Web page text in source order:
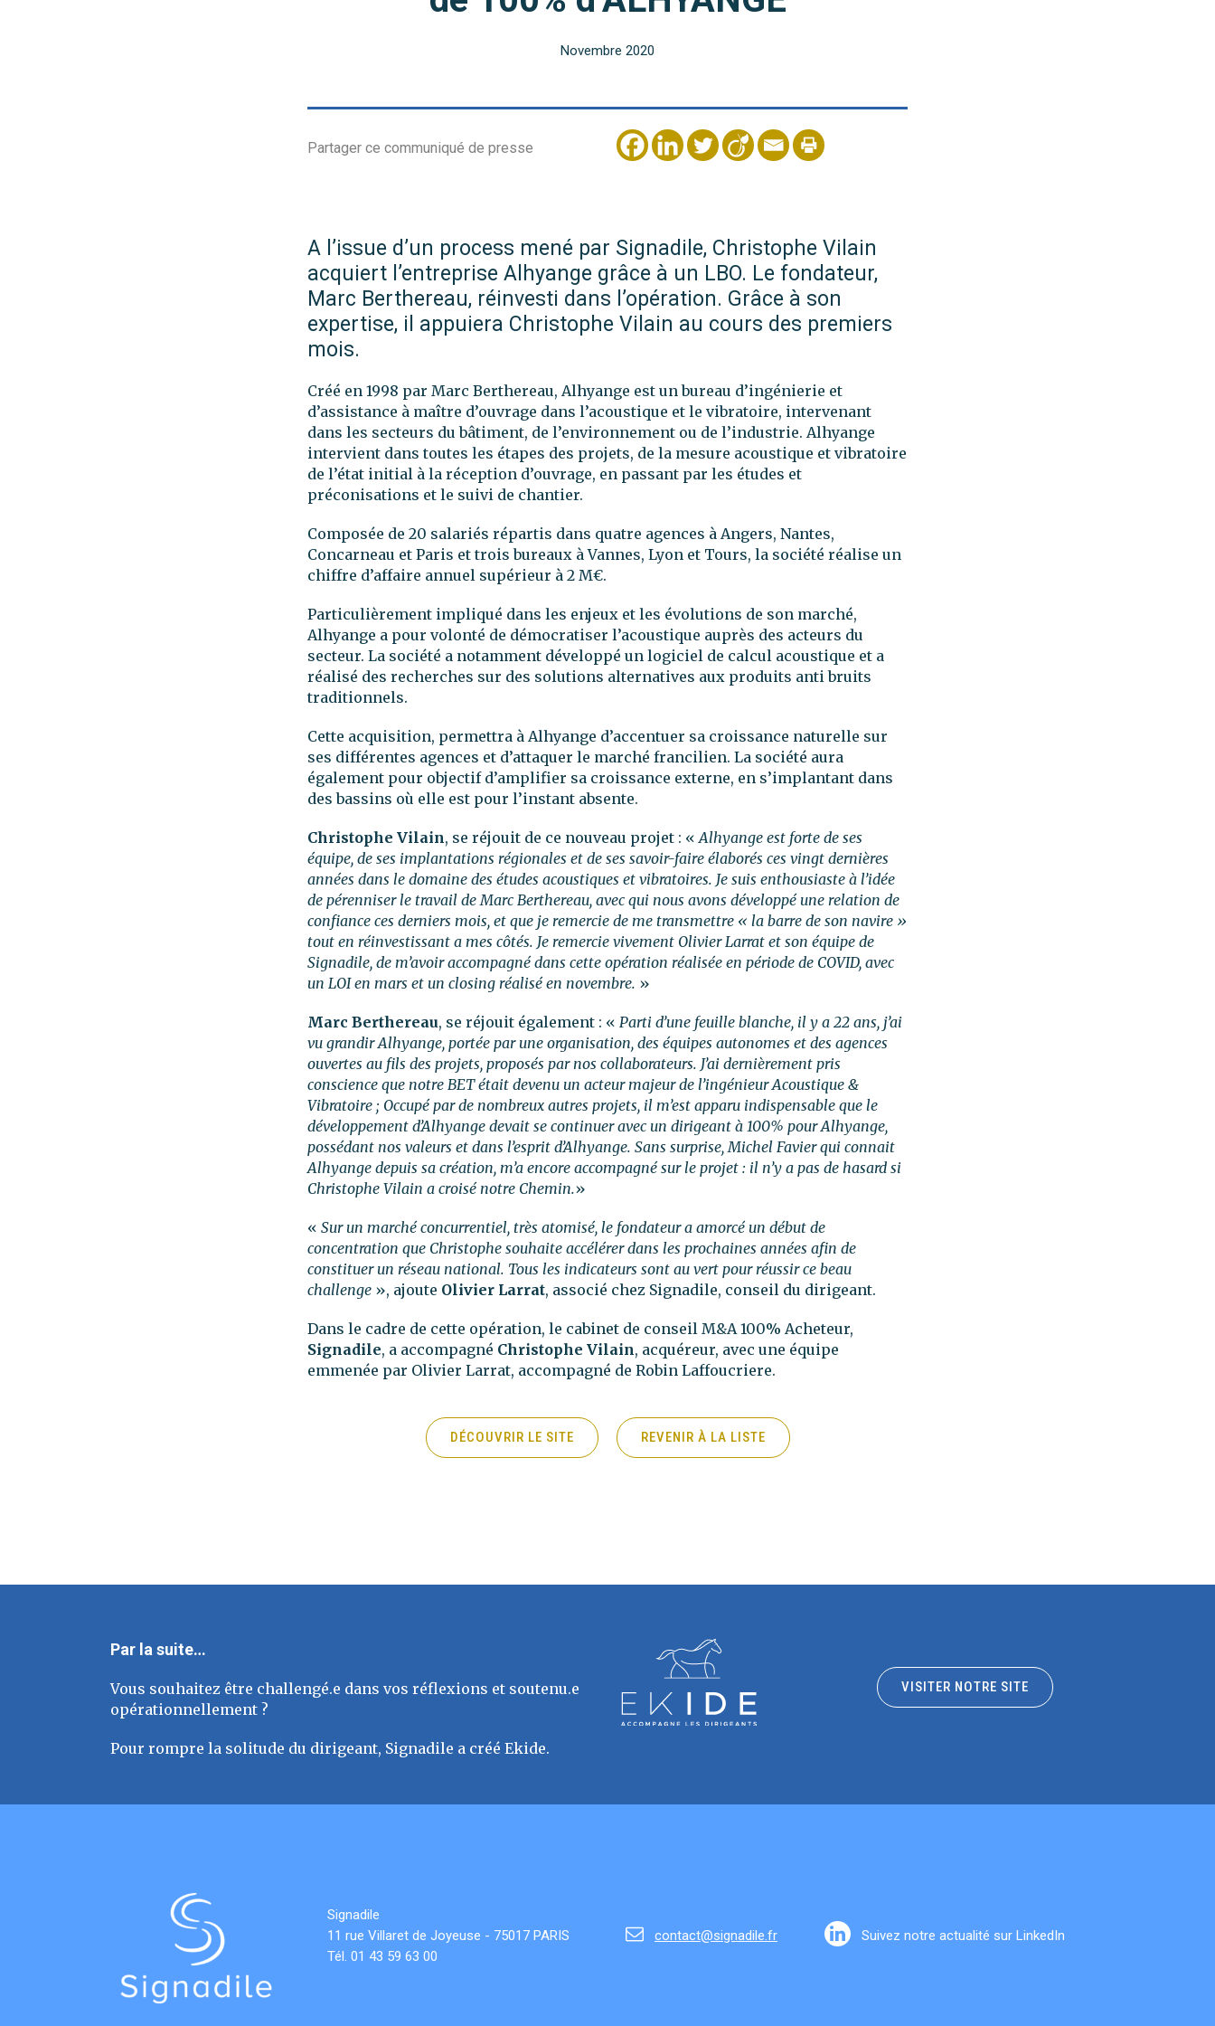
Novembre 2020
A l’issue d’un process mené par Signadile, Christophe Vilain
acquiert l’entreprise Alhyange grâce à un LBO. Le fondateur,
Marc Berthereau, réinvesti dans l’opération. Grâce à son
expertise, il appuiera Christophe Vilain au cours des premiers
mois.
Créé en 1998 par Marc Berthereau, Alhyange est un bureau d’ingénierie et
d’assistance à maître d’ouvrage dans l’acoustique et le vibratoire, intervenant
dans les secteurs du bâtiment, de l’environnement ou de l’industrie. Alhyange
intervient dans toutes les étapes des projets, de la mesure acoustique et vibratoire
de l’état initial à la réception d’ouvrage, en passant par les études et
préconisations et le suivi de chantier.
Composée de 20 salariés répartis dans quatre agences à Angers, Nantes,
Concarneau et Paris et trois bureaux à Vannes, Lyon et Tours, la société réalise un
chiffre d’affaire annuel supérieur à 2 M€.
Particulièrement impliqué dans les enjeux et les évolutions de son marché,
Alhyange a pour volonté de démocratiser l’acoustique auprès des acteurs du
secteur. La société a notamment développé un logiciel de calcul acoustique et a
réalisé des recherches sur des solutions alternatives aux produits anti bruits
traditionnels.
Cette acquisition, permettra à Alhyange d’accentuer sa croissance naturelle sur
ses différentes agences et d’attaquer le marché francilien. La société aura
également pour objectif d’amplifier sa croissance externe, en s’implantant dans
des bassins où elle est pour l’instant absente.
Christophe Vilain, se réjouit de ce nouveau projet : «Alhyange est forte de ses
équipe, de ses implantations régionales et de ses savoir-faire élaborés ces vingt dernières
années dans le domaine des études acoustiques et vibratoires. Je suis enthousiaste à l’idée
de pérenniser le travail de Marc Berthereau, avec qui nous avons développé une relation de
confiance ces derniers mois, et que je remercie de me transmettre « la barre de son navire »
tout en réinvestissant a mes côtés. Je remercie vivement Olivier Larrat et son équipe de
Signadile, de m’avoir accompagné dans cette opération réalisée en période de COVID, avec
un LOI en mars et un closing réalisé en novembre. »
Marc Berthereau, se réjouit également : « Parti d’une feuille blanche, il y a 22 ans, j’ai
vu grandir Alhyange, portée par une organisation, des équipes autonomes et des agences
ouvertes au fils des projets, proposés par nos collaborateurs. J’ai dernièrement pris
conscience que notre BET était devenu un acteur majeur de l’ingénieur Acoustique &
Vibratoire ; Occupé par de nombreux autres projets, il m’est apparu indispensable que le
développement d’Alhyange devait se continuer avec un dirigeant à 100% pour Alhyange,
possédant nos valeurs et dans l’esprit d’Alhyange. Sans surprise, Michel Favier qui connait
Alhyange depuis sa création, m’a encore accompagné sur le projet : il n’y a pas de hasard si
Christophe Vilain a croisé notre Chemin.»
« Sur un marché concurrentiel, très atomisé, le fondateur a amorcé un début de
concentration que Christophe souhaite accélérer dans les prochaines années afin de
constituer un réseau national. Tous les indicateurs sont au vert pour réussir ce beau
challenge », ajoute Olivier Larrat, associé chez Signadile, conseil du dirigeant.
Dans le cadre de cette opération, le cabinet de conseil M&A 100% Acheteur,
Signadile, a accompagné Christophe Vilain, acquéreur, avec une équipe
emmenée par Olivier Larrat, accompagné de Robin Laffoucriere.
DÉCOUVRIR LE SITE REVENIR À LA LISTE
Par la suite…
Vous souhaitez être challengé.e dans vos réflexions et soutenu.e
opérationnellement ?
Pour rompre la solitude du dirigeant, Signadile a créé Ekide.
VISITER NOTRE SITE
Signadile
11 rue Villaret de Joyeuse - 75017 PARIS
Tél. 01 43 59 63 00
contact@signadile.fr Suivez notre actualité sur LinkedIn